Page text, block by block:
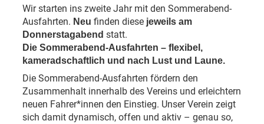
Wir starten ins zweite Jahr mit den Sommerabend-
Ausfahrten. Neu finden diese jeweils am
Donnerstagabend statt.
Die Sommerabend-Ausfahrten – flexibel,
kameradschaftlich und nach Lust und Laune.
Die Sommerabend-Ausfahrten fördern den
Zusammenhalt innerhalb des Vereins und erleichtern
neuen Fahrer*innen den Einstieg. Unser Verein zeigt
sich damit dynamisch, offen und aktiv – genau so,